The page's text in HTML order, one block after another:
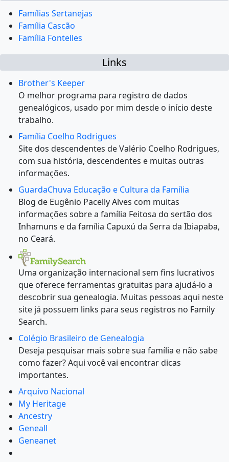
Famílias Sertanejas
Família Cascão
Família Fontelles
Links
Brother's Keeper
O melhor programa para registro de dados
genealógicos, usado por mim desde o início deste
trabalho.
Família Coelho Rodrigues
Site dos descendentes de Valério Coelho Rodrigues,
com sua história, descendentes e muitas outras
informações.
GuardaChuva Educação e Cultura da Família
Blog de Eugênio Pacelly Alves com muitas
informações sobre a família Feitosa do sertão dos
Inhamuns e da família Capuxú da Serra da Ibiapaba,
no Ceará.
Uma organização internacional sem fins lucrativos
que oferece ferramentas gratuitas para ajudá-lo a
descobrir sua genealogia. Muitas pessoas aqui neste
site já possuem links para seus registros no Family
Search.
Colégio Brasileiro de Genealogia
Deseja pesquisar mais sobre sua família e não sabe
como fazer? Aqui você vai encontrar dicas
importantes.
Arquivo Nacional
My Heritage
Ancestry
Geneall
Geneanet